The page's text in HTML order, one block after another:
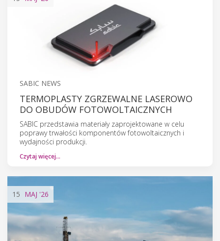
SABIC NEWS
TERMOPLASTY ZGRZEWALNE LASEROWO
DO OBUDÓW FOTOWOLTAICZNYCH
SABIC przedstawia materiały zaprojektowane w celu
poprawy trwałości komponentów fotowoltaicznych i
wydajności produkcji.
Czytaj więcej…
15 MAJ '26